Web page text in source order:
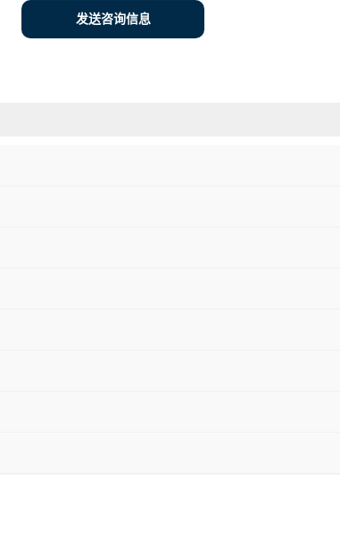
发送咨询信息